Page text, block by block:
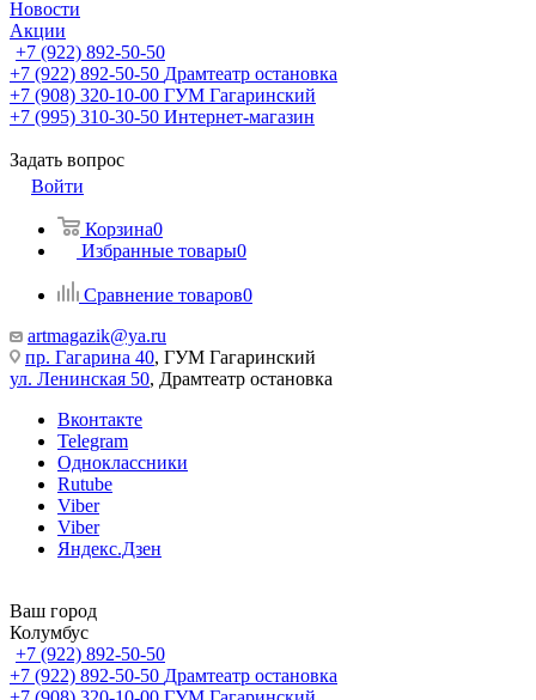
Новости
Акции
+7 (922) 892-50-50
+7 (922) 892-50-50 Драмтеатр остановка
+7 (908) 320-10-00 ГУМ Гагаринский
+7 (995) 310-30-50 Интернет-магазин
Задать вопрос
Войти
Корзина0
Избранные товары0
Сравнение товаров0
artmagazik@ya.ru
пр. Гагарина 40, ГУМ Гагаринский
ул. Ленинская 50, Драмтеатр остановка
Вконтакте
Telegram
Одноклассники
Rutube
Viber
Viber
Яндекс.Дзен
Ваш город
Колумбус
+7 (922) 892-50-50
+7 (922) 892-50-50 Драмтеатр остановка